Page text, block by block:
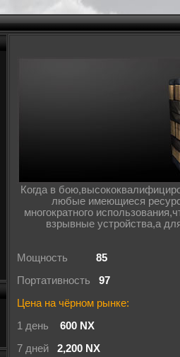
Когда в
любые имеющиеся
многократного
взрывные устройства,а
Мощность 85
Портативность 97
Цена на чёрном рынке:
1 день
600 NX
7 дней 2,200 NX